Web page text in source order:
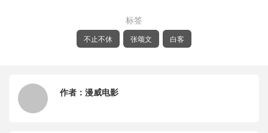
标签
不止不休 张颂文 白客
作者： 漫威电影